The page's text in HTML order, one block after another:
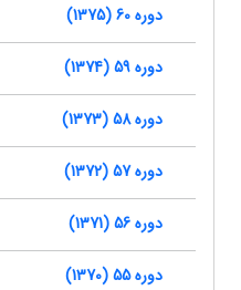
دوره 60 (1375)
دوره 59 (1374)
دوره 58 (1373)
دوره 57 (1372)
دوره 56 (1371)
دوره 55 (1370)